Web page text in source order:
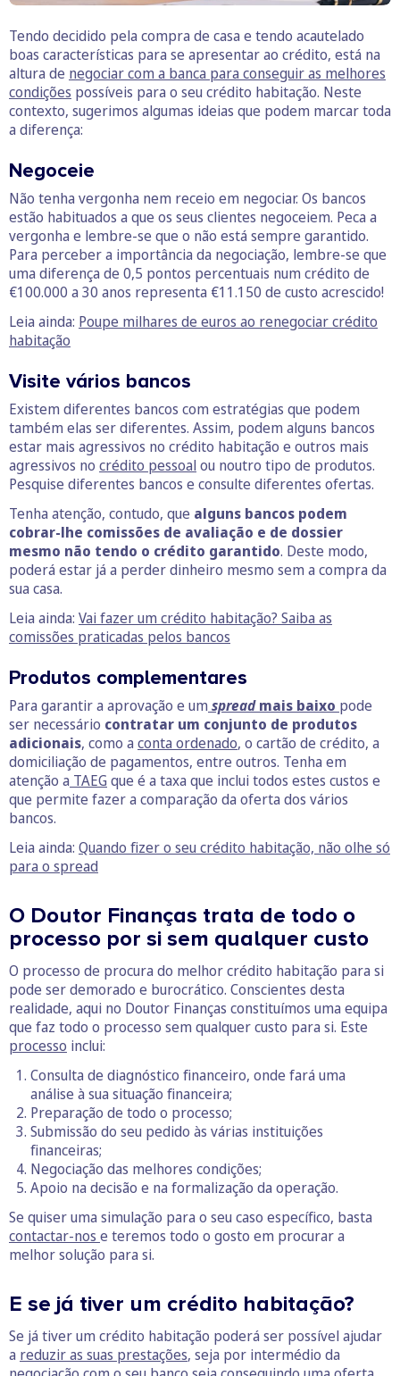
Tendo decidido pela compra de casa e tendo acautelado
boas características para se apresentar ao crédito, está na
altura de negociar com a banca para conseguir as melhores
condições possíveis para o seu crédito habitação. Neste
contexto, sugerimos algumas ideias que podem marcar toda
a diferença:
Negoceie
Não tenha vergonha nem receio em negociar. Os bancos
estão habituados a que os seus clientes negoceiem. Peca a
vergonha e lembre-se que o não está sempre garantido.
Para perceber a importância da negociação, lembre-se que
uma diferença de 0,5 pontos percentuais num crédito de
€100.000 a 30 anos representa €11.150 de custo acrescido!
Leia ainda: Poupe milhares de euros ao renegociar crédito
habitação
Visite vários bancos
Existem diferentes bancos com estratégias que podem
também elas ser diferentes. Assim, podem alguns bancos
estar mais agressivos no crédito habitação e outros mais
agressivos no crédito pessoal ou noutro tipo de produtos.
Pesquise diferentes bancos e consulte diferentes ofertas.
Tenha atenção, contudo, que alguns bancos podem
cobrar-lhe comissões de avaliação e de dossier
mesmo não tendo o crédito garantido. Deste modo,
poderá estar já a perder dinheiro mesmo sem a compra da
sua casa.
Leia ainda: Vai fazer um crédito habitação? Saiba as
comissões praticadas pelos bancos
Produtos complementares
Para garantir a aprovação e um spreadmais baixo pode
ser necessário contratar um conjunto de produtos
adicionais, como a conta ordenado, o cartão de crédito, a
domiciliação de pagamentos, entre outros. Tenha em
atenção a TAEG que é a taxa que inclui todos estes custos e
que permite fazer a comparação da oferta dos vários
bancos.
Leia ainda: Quando fizer o seu crédito habitação, não olhe só
para o spread
O Doutor Finanças trata de todo o
processo por si sem qualquer custo
O processo de procura do melhor crédito habitação para si
pode ser demorado e burocrático. Conscientes desta
realidade, aqui no Doutor Finanças constituímos uma equipa
que faz todo o processo sem qualquer custo para si. Este
processo inclui:
Consulta de diagnóstico financeiro, onde fará uma
análise à sua situação financeira;
Preparação de todo o processo;
Submissão do seu pedido às várias instituições
financeiras;
Negociação das melhores condições;
Apoio na decisão e na formalização da operação.
Se quiser uma simulação para o seu caso específico, basta
contactar-nos e teremos todo o gosto em procurar a
melhor solução para si.
E se já tiver um crédito habitação?
Se já tiver um crédito habitação poderá ser possível ajudar
a reduzir as suas prestações, seja por intermédio da